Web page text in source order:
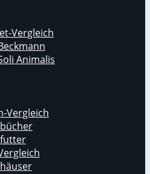
Vergleich
Animalis
Vergleich